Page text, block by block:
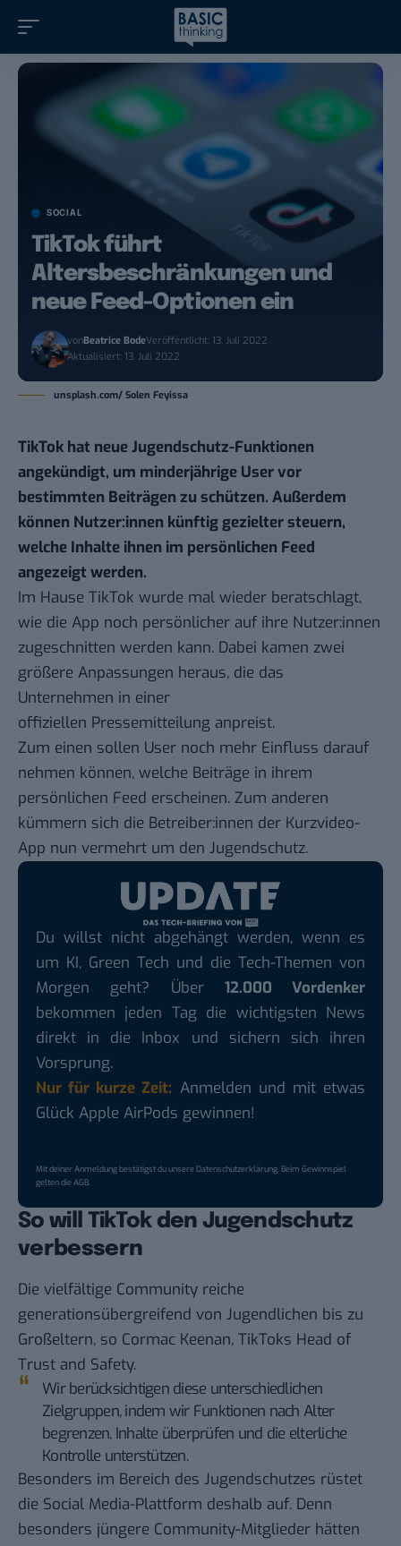
SOCIAL
TikTok führt
Altersbeschränkungen und
neue Feed-Optionen ein
vonBeatrice BodeVeröffentlicht: 13. Juli 2022
Aktualisiert: 13. Juli 2022
unsplash.com/ Solen Feyissa
TikTok hat neue Jugendschutz-Funktionen
angekündigt, um minderjährige User vor
bestimmten Beiträgen zu schützen. Außerdem
können Nutzer:innen künftig gezielter steuern,
welche Inhalte ihnen im persönlichen Feed
angezeigt werden.
Im Hause TikTok wurde mal wieder beratschlagt,
wie die App noch persönlicher auf ihre Nutzer:innen
zugeschnitten werden kann. Dabei kamen zwei
größere Anpassungen heraus, die das
Unternehmen in einer
offiziellen Pressemitteilung anpreist.
Zum einen sollen User noch mehr Einfluss darauf
nehmen können, welche Beiträge in ihrem
persönlichen Feed erscheinen. Zum anderen
kümmern sich die Betreiber:innen der Kurzvideo-
App nun vermehrt um den Jugendschutz.
Du willst nicht abgehängt werden, wenn es
um KI, Green Tech und die Tech-Themen von
Morgen geht? Über 12.000 Vordenker
bekommen jeden Tag die wichtigsten News
direkt in die Inbox und sichern sich ihren
Vorsprung.
Nur für kurze Zeit: Anmelden und mit etwas
Glück Apple AirPods gewinnen!
Mit deiner Anmeldung bestätigst du unsereDatenschutzerklärung. Beim Gewinnspiel
gelten dieAGB.
So will TikTok den Jugendschutz
verbessern
Die vielfältige Community reiche
generationsübergreifend von Jugendlichen bis zu
Großeltern, so Cormac Keenan, TikToks Head of
Trust and Safety.
Wir berücksichtigen diese unterschiedlichen
Zielgruppen, indem wir Funktionen nach Alter
begrenzen, Inhalte überprüfen und die elterliche
Kontrolle unterstützen.
Besonders im Bereich des Jugendschutzes rüstet
die Social Media-Plattform deshalb auf. Denn
besonders jüngere Community-Mitglieder hätten